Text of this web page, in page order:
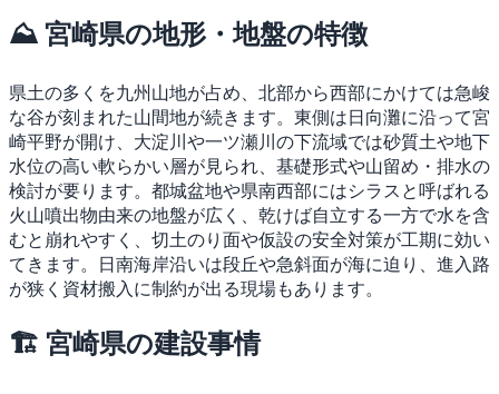
⛰ 宮崎県の地形・地盤の特徴
県土の多くを九州山地が占め、北部から西部にかけては急峻
な谷が刻まれた山間地が続きます。東側は日向灘に沿って宮
崎平野が開け、大淀川や一ツ瀬川の下流域では砂質土や地下
水位の高い軟らかい層が見られ、基礎形式や山留め・排水の
検討が要ります。都城盆地や県南西部にはシラスと呼ばれる
火山噴出物由来の地盤が広く、乾けば自立する一方で水を含
むと崩れやすく、切土のり面や仮設の安全対策が工期に効い
てきます。日南海岸沿いは段丘や急斜面が海に迫り、進入路
が狭く資材搬入に制約が出る現場もあります。
🏗 宮崎県の建設事情